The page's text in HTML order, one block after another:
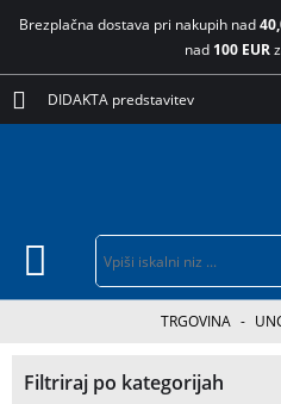
Brezplačna dostava pri nakupih nad
nad 100 EUR
DIDAKTA predstavitev
TRGOVINA -
Filtriraj po kategorijah